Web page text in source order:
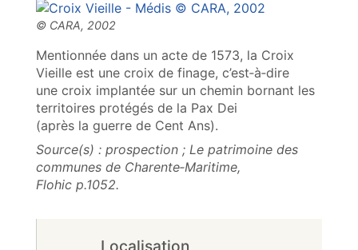
Mentionnée dans un acte de 1573, la Croix
Vieille est une croix de finage, c’est‑à‑dire
une croix implantée sur un chemin bornant les
territoires protégés de la Pax Dei
(après la guerre de Cent Ans).
Source(s) : prospection ; Le patrimoine des
communes de Charente‑Maritime,
Flohic p.1052.
Localisation